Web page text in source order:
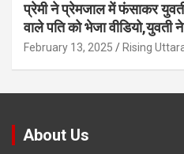
प्रेमी ने प्रेमजाल में फंसाकर युवती
वाले पत‍ि को भेजा वीड‍ियो,युवती
February 13, 2025 Rising
About Us